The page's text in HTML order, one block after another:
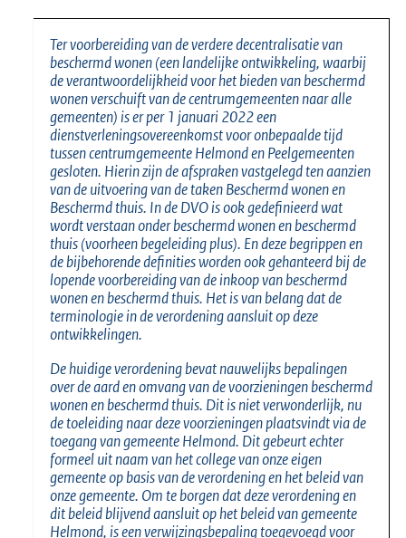
Ter voorbereiding van de verdere decentralisatie van
beschermd wonen (een landelijke ontwikkeling, waarbij
de verantwoordelijkheid voor het bieden van beschermd
wonen verschuift van de centrumgemeenten naar alle
gemeenten) is er per 1 januari 2022 een
dienstverleningsovereenkomst voor onbepaalde tijd
tussen centrumgemeente Helmond en Peelgemeenten
gesloten. Hierin zijn de afspraken vastgelegd ten aanzien
van de uitvoering van de taken Beschermd wonen en
Beschermd thuis. In de DVO is ook gedefinieerd wat
wordt verstaan onder beschermd wonen en beschermd
thuis (voorheen begeleiding plus). En deze begrippen en
de bijbehorende definities worden ook gehanteerd bij de
lopende voorbereiding van de inkoop van beschermd
wonen en beschermd thuis. Het is van belang dat de
terminologie in de verordening aansluit op deze
ontwikkelingen.
De huidige verordening bevat nauwelijks bepalingen
over de aard en omvang van de voorzieningen beschermd
wonen en beschermd thuis. Dit is niet verwonderlijk, nu
de toeleiding naar deze voorzieningen plaatsvindt via de
toegang van gemeente Helmond. Dit gebeurt echter
formeel uit naam van het college van onze eigen
gemeente op basis van de verordening en het beleid van
onze gemeente. Om te borgen dat deze verordening en
dit beleid blijvend aansluit op het beleid van gemeente
Helmond, is een verwijzingsbepaling toegevoegd voor